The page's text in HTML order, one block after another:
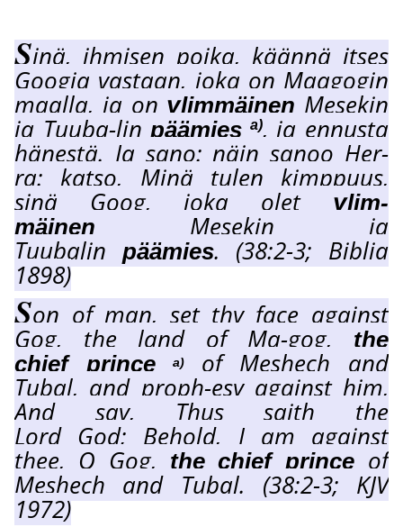
Sinä, ihmisen poika, käännä itses
Googia vastaan, joka on Maagogin
maalla, ja on ylimmäinen Mesekin
ja Tuuba-lin päämiesa), ja ennusta
hänestä. Ja sano: näin sanoo Her-
ra: katso, Minä tulen kimppuus,
sinä Goog, joka olet ylim-
mäinen
Mesekin ja
Tuubalin päämies. (38:2-3; Biblia
1898)
Son of man, set thyface against
Gog, the land of Ma-gog,
the
chief prince a) of Meshech and
Tubal, and proph-esyagainst him,
And say, Thus saith the
Lord God; Behold, I am against
thee, O Gog, the chief prince of
Meshech and Tubal. (38:2-3; KJV
1972)